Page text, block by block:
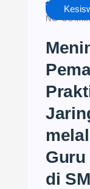
MAY
NO
Guru
di